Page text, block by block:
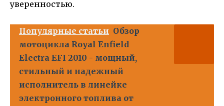
уверенностью.
Популярные статьи Обзор
мотоцикла Royal Enfield
Electra EFI 2010 - мощный,
стильный и надежный
исполнитель в линейке
электронного топлива от